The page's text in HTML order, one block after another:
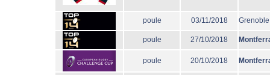
poule 03/11/2018 Grenoble
poule 27/10/2018
poule 20/10/2018